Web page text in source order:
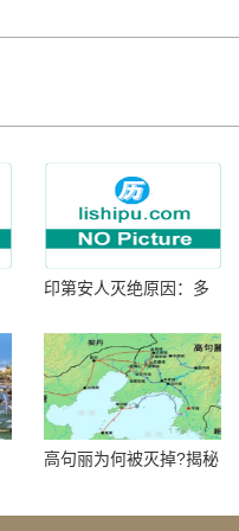
印第安人灭绝原因：多
高句丽为何被灭掉?揭秘
秘！